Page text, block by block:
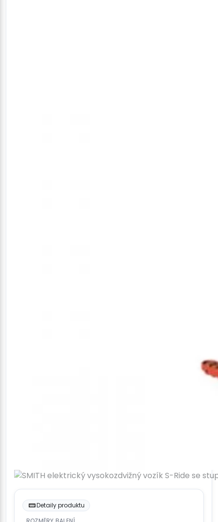
Detaily produktu